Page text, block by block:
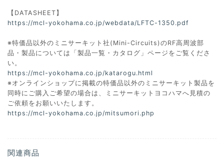
【DATASHEET】
https://mcl-yokohama.co.jp/webdata/LFTC-1350.pdf
※特価品以外のミニサーキット社(Mini-Circuits)のRF高周波部
品・製品については「製品一覧・カタログ」ページをご覧くださ
い。
https://mcl-yokohama.co.jp/katarogu.html
※オンラインショップに掲載の特価品以外のミニサーキット製品を
同時にご購入ご希望の場合は、ミニサーキットヨコハマへ見積の
ご依頼をお願いいたします。
https://mcl-yokohama.co.jp/mitsumori.php
関連商品